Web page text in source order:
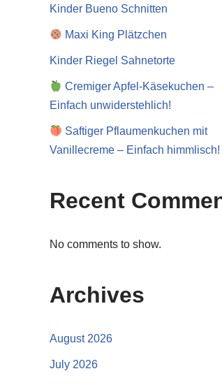
Kinder Bueno Schnitten
Maxi King Plätzchen
Kinder Riegel Sahnetorte
Cremiger Apfel-Käsekuchen –
Einfach unwiderstehlich!
Saftiger Pflaumenkuchen mit
Vanillecreme – Einfach himmlisch!
Recent
No comments to show.
Archives
August 2026
July 2026